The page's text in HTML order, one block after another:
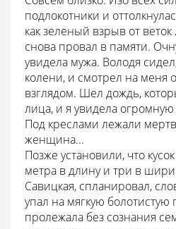
подлокотники и
как зеленый взрыв от
снова провал в памяти.
увидела мужа. Володя
колени, и смотрел на меня
взглядом. Шел дождь,
лица, и я увидела огромную
Под креслами лежали
женщина...
Позже установили, что
метра в длину и три в
Савицкая, спланировал,
упал на мягкую болотистую
пролежала без сознания